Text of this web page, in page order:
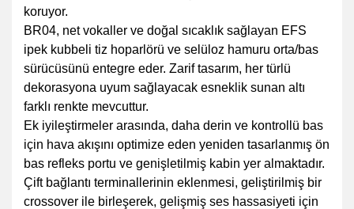
koruyor.
BR04, net vokaller ve doğal sıcaklık sağlayan EFS
ipek kubbeli tiz hoparlörü ve selüloz hamuru orta/bas
sürücüsünü entegre eder. Zarif tasarım, her türlü
dekorasyona uyum sağlayacak esneklik sunan altı
farklı renkte mevcuttur.
Ek iyileştirmeler arasında, daha derin ve kontrollü bas
için hava akışını optimize eden yeniden tasarlanmış ön
bas refleks portu ve genişletilmiş kabin yer almaktadır.
Çift bağlantı terminallerinin eklenmesi, geliştirilmiş bir
crossover ile birleşerek, gelişmiş ses hassasiyeti için